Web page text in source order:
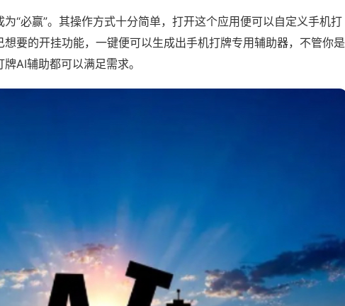
“必赢”。其操作方式十分简单，打开这个应用便可以自定义手机打
要的开挂功能，一键便可以生成出手机打牌专用辅助器，不管你是
AI辅助都可以满足需求。